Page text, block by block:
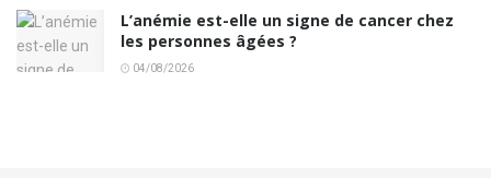
L’anémie est-elle un signe de cancer chez
les personnes âgées ?
04/08/2026